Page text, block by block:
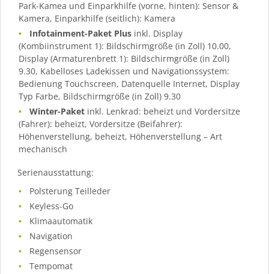
Park-Kamea und Einparkhilfe (vorne, hinten): Sensor &
Kamera, Einparkhilfe (seitlich): Kamera
Infotainment-Paket Plus inkl. Display
(Kombiinstrument 1): Bildschirmgröße (in Zoll) 10.00,
Display (Armaturenbrett 1): Bildschirmgröße (in Zoll)
9.30, Kabelloses Ladekissen und Navigationssystem:
Bedienung Touchscreen, Datenquelle Internet, Display
Typ Farbe, Bildschirmgröße (in Zoll) 9.30
Winter-Paket inkl. Lenkrad: beheizt und Vordersitze
(Fahrer): beheizt, Vordersitze (Beifahrer):
Höhenverstellung, beheizt, Höhenverstellung – Art
mechanisch
Serienausstattung:
Polsterung Teilleder
Keyless-Go
Klimaautomatik
Navigation
Regensensor
Tempomat